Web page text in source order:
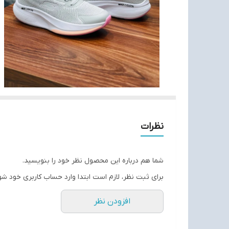
نظرات
شما هم درباره این محصول نظر خود را بنویسید.
برای ثبت نظر، لازم است ابتدا وارد حساب کاربری خود
افزودن نظر